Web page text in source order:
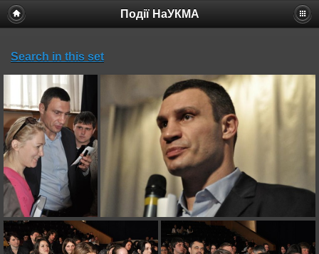
Події НаУКМА
Search in this set